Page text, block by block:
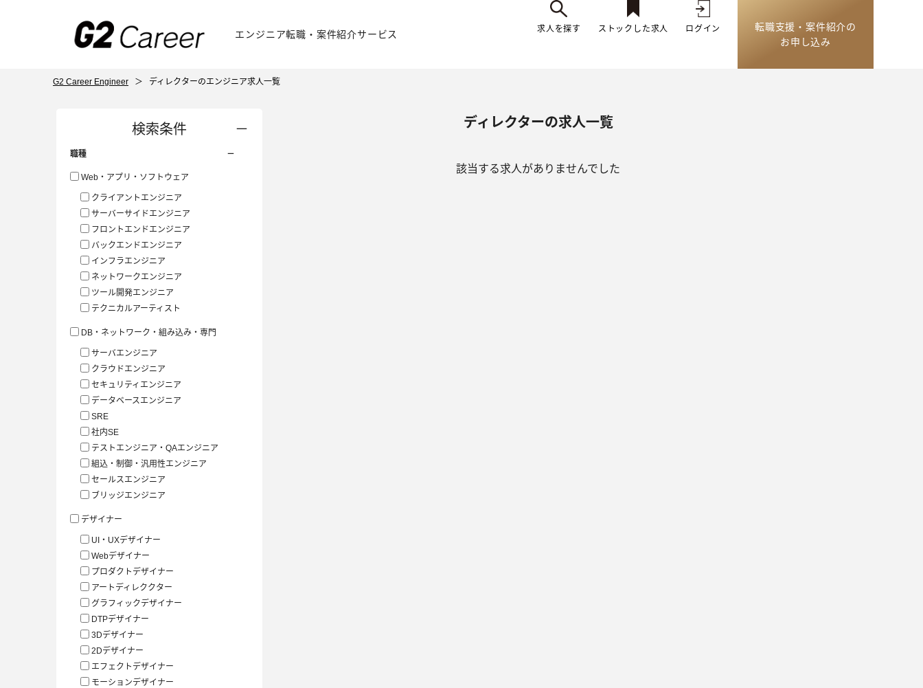
エンジニア転職・案件紹介サービス 求人を探す ストックした求人 ログイン
転職支援・案件紹介の
お申し込み
G2 Career Engineer ＞ ディレクターのエンジニア求人一覧
検索条件
職種
Web・アプリ・ソフトウェア
クライアントエンジニア
サーバーサイドエンジニア
フロントエンドエンジニア
バックエンドエンジニア
インフラエンジニア
ネットワークエンジニア
ツール開発エンジニア
テクニカルアーティスト
DB・ネットワーク・組み込み・専門
サーバエンジニア
クラウドエンジニア
セキュリティエンジニア
データベースエンジニア
SRE
社内SE
テストエンジニア・QAエンジニア
組込・制御・汎用性エンジニア
セールスエンジニア
ブリッジエンジニア
デザイナー
UI・UXデザイナー
Webデザイナー
プロダクトデザイナー
アートディレククター
グラフィックデザイナー
DTPデザイナー
3Dデザイナー
2Dデザイナー
エフェクトデザイナー
モーションデザイナー
ディレクターの求人一覧
該当する求人がありませんでした